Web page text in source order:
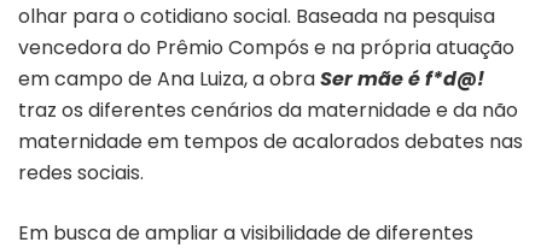
olhar para o cotidiano social. Baseada na pesquisa
vencedora do Prêmio Compós e na própria atuação
em campo de Ana Luiza, a obraSer mãe é f*d@!
traz os diferentes cenários da maternidade e da não
maternidade em tempos de acalorados debates nas
redes sociais.
Em busca de ampliar a visibilidade de diferentes